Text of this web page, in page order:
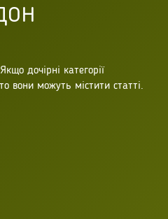
дочірні категорії
вони можуть містити статті.